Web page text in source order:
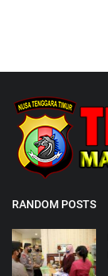
RANDOM POSTS